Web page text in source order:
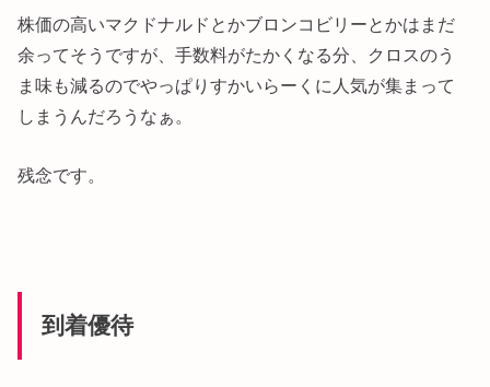
株価の高いマクドナルドとかブロンコビリーとかはまだ
余ってそうですが、手数料がたかくなる分、クロスのう
ま味も減るのでやっぱりすかいらーくに人気が集まって
しまうんだろうなぁ。
残念です。
到着優待